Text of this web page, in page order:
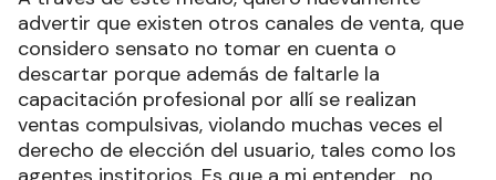
advertir que existen otros canales de venta, que
considero sensato no tomar en cuenta o
descartar porque además de faltarle la
capacitación profesional por allí se realizan
ventas compulsivas, violando muchas veces el
derecho de elección del usuario, tales como los